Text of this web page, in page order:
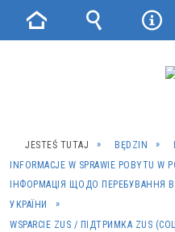
JESTEŚ TUTAJ BĘDZIN
INFORMACJE W SPRAWIE POBYTU W
ІНФОРМАЦІЯ ЩОДО ПЕРЕБУВАННЯ
УКРАЇНИ
WSPARCIE ZUS / ПІДТРИМКА ZUS
Strona